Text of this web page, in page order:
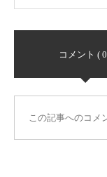
コメント (
この記事へのコメ